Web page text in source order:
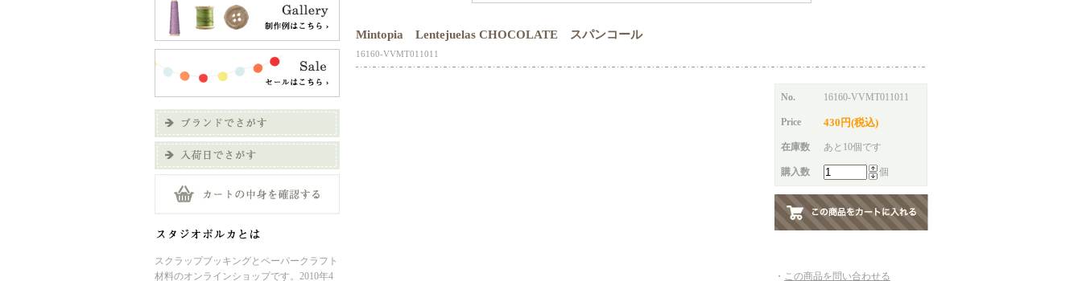
スクラップブッキングとペーパークラフト
材料のオンラインショップです。2010年4
Mintopia Lentejuelas CHOCOLATE スパンコール
16160-VVMT011011
No. 16160-VVMT011011
Price 430円(税込)
在庫数 あと10個です
購入数 個
・ この商品を問い合わせる